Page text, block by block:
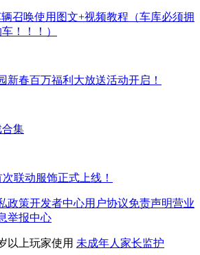
召唤使用图文+视频教程（车库必须拥
！！！）
新春百万福利大放送活动开启！
集
联动服饰正式上线！
政策开发者中心用户协议免责声明营业
举报中心
以上玩家使用 未成年人家长监护